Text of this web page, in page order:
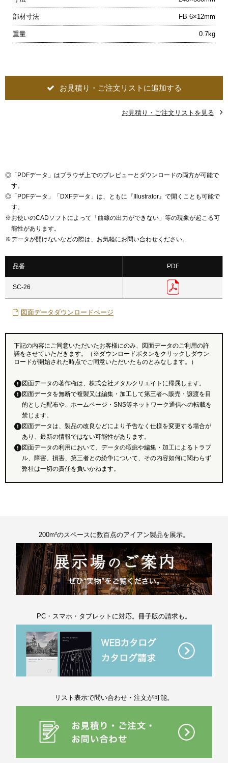
部材寸法 FB 6×12mm
重量 0.7kg
お見積り・ご注文リストに追加する
お見積り・ご注文リストを見る
◎ 「PDFデータ」はブラウザ上でのプレビューとダウンロードの両方が可能で
す。
◎ 「PDFデータ」「DXFデータ」は、ともに『Illustrator』で開くことも可能で
す。
※お使いのCADソフトによって「曲線の出力ができない」等の現象が起こる可
能性があります。
※データが開けないなどの際は、お気軽にお問い合わせください。
品番 PDF
SC-26
図面データダウンロードページ
下記の内容にご同意いただいたお客様にのみ、図面データのご利用の許
諾をさせていただきます。（※ダウンロードボタンをクリックしダウン
ロードが開始された時点でご同意いただいたものとみなします。）
図面データの著作権は、株式会社メタルクリエイトに帰属します。
図面データを無断で複製又は編集・加工して第三者へ販売・譲渡を目
的とした配布や、ホームページ・SNS等ネットワーク通信への転載を
禁じます。
図面データは、製品の改良などにより予告なく仕様を変更する場合が
あり、最新の情報ではない可能性があります。
図面データの利用において、データの瑕疵や編集・加工によるトラブ
ル、障害、損害、第三者との紛争について、その内容如何に関わらず
弊社は一切の責任を負いかねます。
200m²のスペースに数百点のアイアン製品を展示。
PC・スマホ・タブレットに対応。冊子版の請求も。
リスト表示で問い合わせ・注文が可能。